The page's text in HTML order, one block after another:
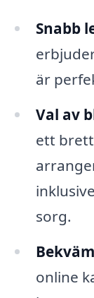
Snabb
är
Val av
ett
sorg.
online